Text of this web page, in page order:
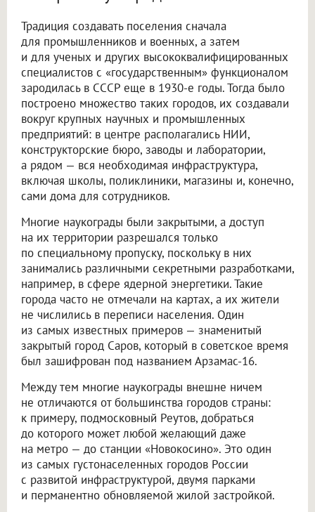
Традиция создавать поселения сначала
для промышленников и военных, а затем
и для ученых и других высококвалифицированных
специалистов с «государственным» функционалом
зародилась в СССР еще в 1930-е годы. Тогда было
построено множество таких городов, их создавали
вокруг крупных научных и промышленных
предприятий: в центре располагались НИИ,
конструкторские бюро, заводы и лаборатории,
а рядом — вся необходимая инфраструктура,
включая школы, поликлиники, магазины и, конечно,
сами дома для сотрудников.
Многие наукограды были закрытыми, а доступ
на их территории разрешался только
по специальному пропуску, поскольку в них
занимались различными секретными разработками,
например, в сфере ядерной энергетики. Такие
города часто не отмечали на картах, а их жители
не числились в переписи населения. Один
из самых известных примеров — знаменитый
закрытый город Саров, который в советское время
был зашифрован под названием Арзамас-16.
Между тем многие наукограды внешне ничем
не отличаются от большинства городов страны:
к примеру, подмосковный Реутов, добраться
до которого может любой желающий даже
на метро — до станции «Новокосино». Это один
из самых густонаселенных городов России
с развитой инфраструктурой, двумя парками
и перманентно обновляемой жилой застройкой.